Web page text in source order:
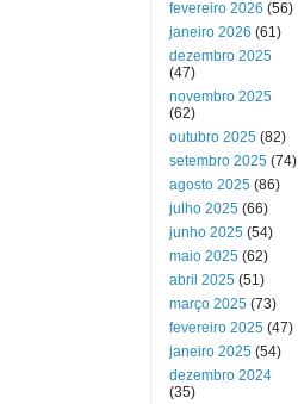
fevereiro 2026 (56)
janeiro 2026 (61)
dezembro 2025
(47)
novembro 2025
(62)
outubro 2025 (82)
setembro 2025 (74)
agosto 2025 (86)
julho 2025 (66)
junho 2025 (54)
maio 2025 (62)
abril 2025 (51)
março 2025 (73)
fevereiro 2025 (47)
janeiro 2025 (54)
dezembro 2024
(35)